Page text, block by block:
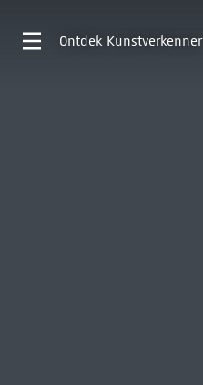
Ontdek Kunstverkenner